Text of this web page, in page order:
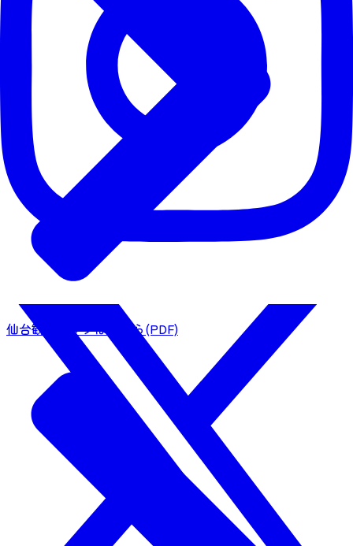
仙台観光マップはこちら(PDF)